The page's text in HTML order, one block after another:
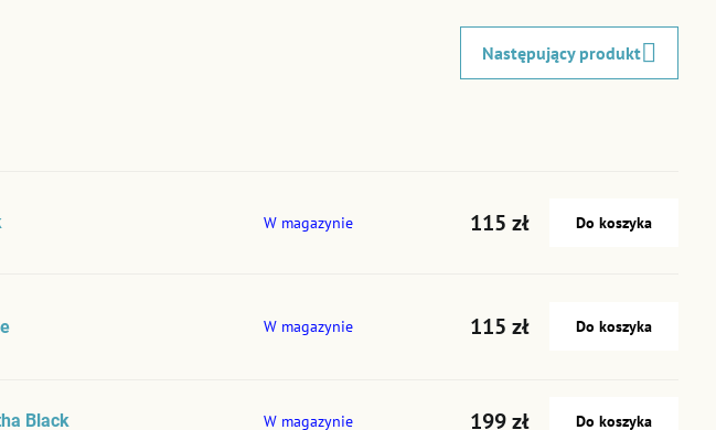
Następujący produkt
W magazynie 115 zł Do koszyka
W magazynie 115 zł Do koszyka
Black W magazynie 199 zł Do koszyka